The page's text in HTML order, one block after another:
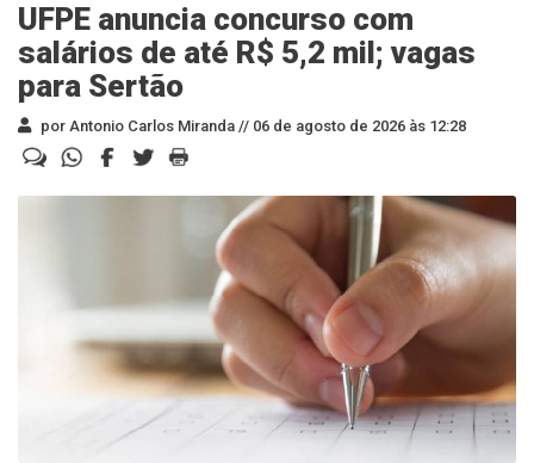
UFPE anuncia concurso com
salários de até R$ 5,2 mil; vagas
para Sertão
por Antonio Carlos Miranda // 06 de agosto de 2026 às 12:28